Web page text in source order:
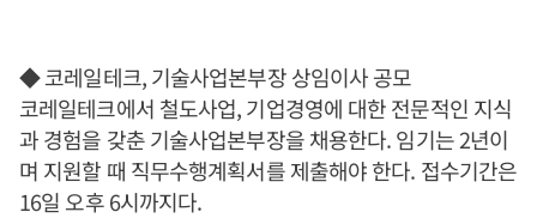
◆ 코레일테크, 기술사업본부장 상임이사 공모
코레일테크에서 철도사업, 기업경영에 대한 전문적인 지식
과 경험을 갖춘 기술사업본부장을 채용한다. 임기는 2년이
며 지원할 때 직무수행계획서를 제출해야 한다. 접수기간은
16일 오후 6시까지다.